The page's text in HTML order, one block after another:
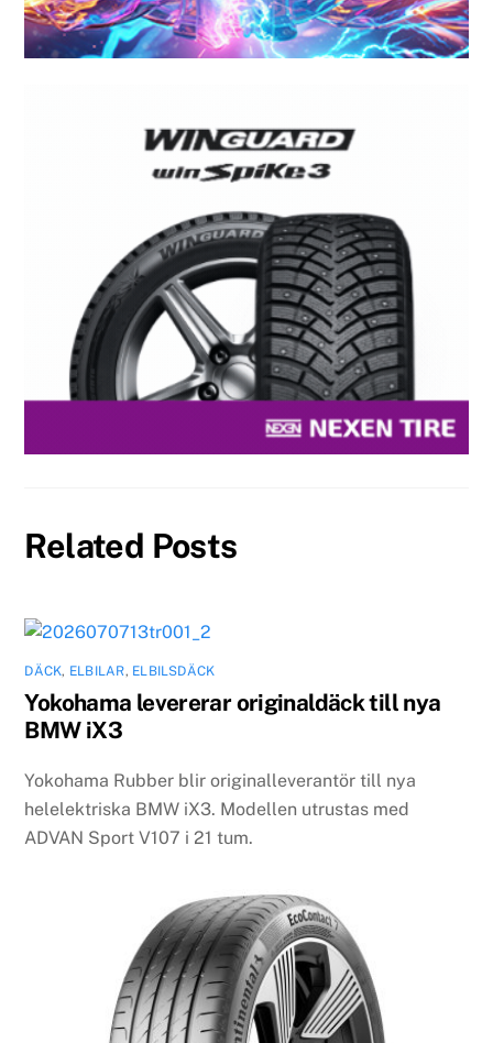
Related Posts
DÄCK, ELBILAR, ELBILSDÄCK
Yokohama levererar originaldäck till nya
BMW iX3
Yokohama Rubber blir originalleverantör till nya
helelektriska BMW iX3. Modellen utrustas med
ADVAN Sport V107 i 21 tum.